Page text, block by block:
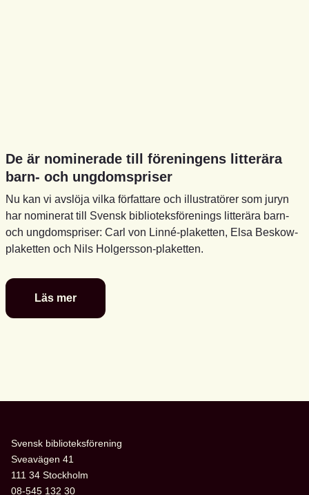
De är nominerade till föreningens litterära
barn- och ungdomspriser
Nu kan vi avslöja vilka författare och illustratörer som juryn
har nominerat till Svensk biblioteksförenings litterära barn-
och ungdomspriser: Carl von Linné-plaketten, Elsa Beskow-
plaketten och Nils Holgersson-plaketten.
Läs mer
De
är
barn-
ungdomspriser
Svensk biblioteksförening
Sveavägen 41
111 34 Stockholm
08-545 132 30